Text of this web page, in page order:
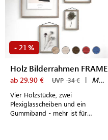
- 21 %
Holz Bilderrahmen FRAME
ab 29,90 € UVP 34 € | MOEBE
Vier Holzstücke, zwei
Plexiglasscheiben und ein
Gummiband - mehr ist für